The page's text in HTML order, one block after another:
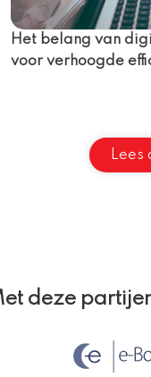
Het belang van
voor verhoogde
Lees
deze